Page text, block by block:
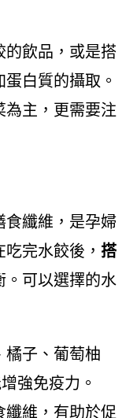
的飲品，或是搭
白質的攝取。
為主，更需要注
食纖維，是孕婦
完水餃後， 搭
。可以選擇的水
橘子、葡萄柚
強免疫力。
纖維，有助於促